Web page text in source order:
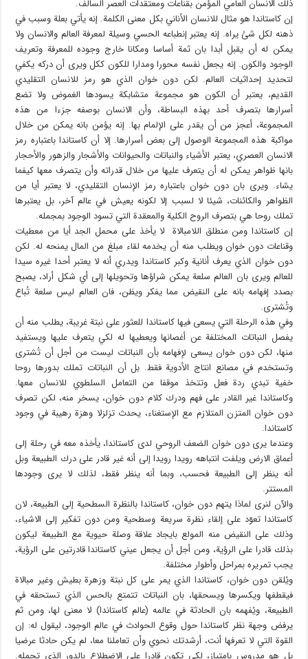
ذلك الانسان العامي المؤمن بقناعات ومعتقدات العصر السالف.
إن كاستاندا هو مثال للانسان الأناني بكل معنى الكلمة. إنه يأتي بعلة وسبب في
ذهنه لكل شئ يراه. إنه يعتبر إنطباعه الحسي وسيلة لمعرفة العالم والانسان ولا
يمكن له أن يقبل أبدا بان ثمة أساسا ومكانا خارج وجوده للمعرفة وتعريف
الوجود والكون. إنه يجعل نفسه محورا ومدارا للكون ككل ويرى أن دركه يكفي
لتحديد إحداثيات العالم. لكن دون خوان الذي هو رمز للانسان التقليدي
القديم، يعتبر أن الكون هو مجموعة متشابكة يسودها الغموض ولا تضع
أسرارها بتصرف أحد بهذه البساطة، وأن الانسان بوصفه جزءا من هذه
المجموعة، أعجز من أن يقدر على الإلمام بها. إنه يؤمن بانه يمكن من خلال
مواكبة هذه المجموعة الوصول إلى بعض أسرارها. إلا أن كاستاندا باعتباره رمز
الانسان العصري، يعتبر الأشياء والنباتات والحيوانات والأشجار والزهور والأحجار
بانها ظواهر يمكن له أن يتعرف عليها من خلال قدراته وأن يتصرف معها كيفما
يشاء. ويرى بان دون خوان باعتباره رمز الإنسان التقليدي، لا يعتبر أيا من
الظواهر والكائنات، شيئا لا لسبب إلا لكونه يعيش في عالم آخر، بل يعتبرها
تملك روحا هي بتصرف الروح الكلية والمعقدة التي تسود الوجود بمجمله.
إن كاستاندا ومن منطلق اللامبالاة لا يأخذ على محمل الجد أيا من معطيات
وقناعات دون خوان ويطلب منه أن يخدمه لقاء مبلغ من المال يمنحه له. لكن
دون خوان الذي يعرف أنانية وكبر كاستاندا ويدري أنه لا يعتبر أحدا غيره سيدا
للعالم ويرى بان العالم سلعة يمكن شراؤها وتحويلها إلى أي شكل أراد، يصبح
بصدد إفهامه بانه على النقيض مما يفكر ويظن، فان العالم ليس سلعة تُباع
وتُشترى.
وفي هذه الرحلة التي يسعى فيها كاستاندا للعثور على نبتة غريبة، يطلب منه أن
يفصل النباتات المختلفة عن أغصانها ويعطيها له لكي يتعرف عليها ويستفيد
منها، لكن دون خوان يسعى لإفهامه بأن النباتات ليست من أجل أن تُشترى
وتستخدم في مصانع انتاج الأدوية فقط. بل أن النباتات تملك بدورها روحا
خفية تبدي ردة فعل وتتخذ موقفا من التعامل السلطوي للانسان معها.
وكاستاندا غير القادر على فهم ودرك كلام دون خوان، يسخر منه، لكن تصرف
دون خوان المتزن المتلازم مع الإستغناء، يحدث تزلزلا وهزة رهيبة في وجود
كاستاندا.
وعندما يرى دون خوان الضعف الروحي لدى كاستاندا، يأخذه معه في رحلة إلى
أعماق الارض ويلفت انتباهه رويدا رويدا إلى أنه غير قادر على درك الطبيعة وبل
أنه ينظر إلى الطبيعة فحسب، وبما أنه ينظر فقط، لذلك لا يرى وجودها
المستتر.
والآن لنرى لماذا يتهم دون خوان، كاستاندا بالنظرة السطحية إلى الطبيعة، لان
كاستاندا تعوّد على إلقاء نظرة سريعة وسطحية ومن دون تفكير إلى الاشياء،
وذلك على النقيض منه المولع بايجاد علاقة وصلة حيوية مع الطبيعة ليكون
بذلك قادرا على الرؤية، ومن أجل أن يجعل عيني كاستاندا قادرتين على الرؤية،
يجب تمريره بمراحل وأطوار مختلفة.
ويُلقن دون خوان، كاستاندا الذي يمر على كل نبتة وزهرة بطيش وغير مبالاة
فيقطفها ويكسرها ويسحقها، بان النباتات تتمتع بالحس الذي تستحقه في
الطبيعة، ويُفهمه بان الحادثة في عالمه (عالم كاستاندا) لا معنى لها، ومن ثم
يرفض وجهة نظر كاستاندا حول وقوع الحوادث في عالم الوجود، ليقول له: إن
القوة التي لا تعرفها أنت، أرشدتك نحوي وأن تعاملنا معا، لم يكن حادثا عرضيا